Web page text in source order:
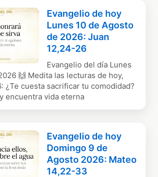
Evangelio de hoy
Lunes 10 de Agosto
de 2026: Juan
12,24-26
Evangelio del día Lunes
🙌 Medita las lecturas de hoy,
¿Te cuesta sacrificar tu comodidad?
encuentra vida eterna
Evangelio de hoy
Domingo 9 de
Agosto 2026: Mateo
14,22-33